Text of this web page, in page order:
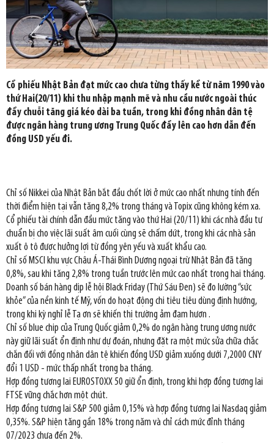
Cổ phiếu Nhật Bản đạt mức cao chưa từng thấy kể từ năm 1990 vào
thứ Hai(20/11) khi thu nhập mạnh mẽ và nhu cầu nước ngoài thúc
đẩy chuỗi tăng giá kéo dài ba tuần, trong khi đồng nhân dân tệ
được ngân hàng trung ương Trung Quốc đẩy lên cao hơn dẫn đến
đồng USD yếu đi.
Chỉ số Nikkei của Nhật Bản bắt đầu chốt lời ở mức cao nhất nhưng tính đến
thời điểm hiện tại vẫn tăng 8,2% trong tháng và Topix cũng không kém xa.
Cổ phiếu tài chính dẫn đầu mức tăng vào thứ Hai (20/11) khi các nhà đầu tư
chuẩn bị cho việc lãi suất âm cuối cùng sẽ chấm dứt, trong khi các nhà sản
xuất ô tô được hưởng lợi từ đồng yên yếu và xuất khẩu cao.
Chỉ số MSCI khu vực Châu Á-Thái Bình Dương ngoại trừ Nhật Bản đã tăng
0,8%, sau khi tăng 2,8% trong tuần trước lên mức cao nhất trong hai tháng.
Doanh số bán hàng dịp lễ hội Black Friday (Thứ Sáu Đen) sẽ đo lường “sức
khỏe” của nền kinh tế Mỹ, vốn do hoạt động chi tiêu tiêu dùng định hướng,
trong khi kỳ nghỉ lễ Tạ ơn sẽ khiến thị trường ảm đạm hươn .
Chỉ số blue chip của Trung Quốc giảm 0,2% do ngân hàng trung ương nước
này giữ lãi suất ổn định như dự đoán, nhưng đặt ra một mức sửa chữa chắc
chắn đối với đồng nhân dân tệ khiến đồng USD giảm xuống dưới 7,2000 CNY
đổi 1 USD - mức thấp nhất trong ba tháng.
Hợp đồng tương lai EUROSTOXX 50 giữ ổn định, trong khi hợp đồng tương lai
FTSE vững chắc hơn một chút.
Hợp đồng tương lai S&P 500 giảm 0,15% và hợp đồng tương lai Nasdaq giảm
0,35%. S&P hiện tăng gần 18% trong năm và chỉ cách mức đỉnh tháng
07/2023 chưa đến 2%.